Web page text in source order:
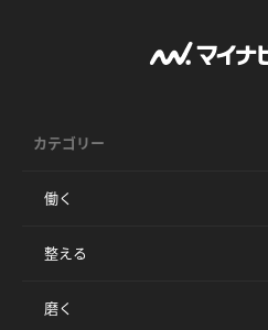
カテゴリー
働く
整える
磨く